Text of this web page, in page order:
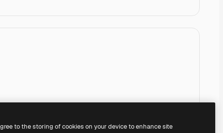
to the storing of cookies on your device to enhance site